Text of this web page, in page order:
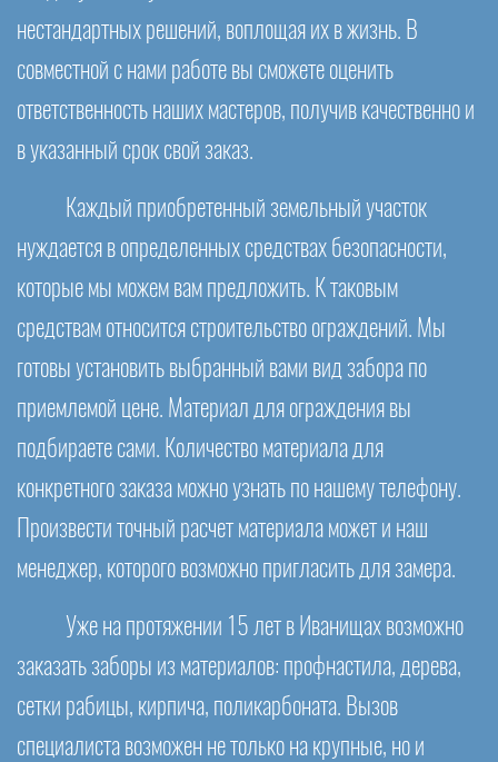
нестандартных решений, воплощая их в жизнь. В
совместной с нами работе вы сможете оценить
ответственность наших мастеров, получив качественно и
в указанный срок свой заказ.
Каждый приобретенный земельный участок
нуждается в определенных средствах безопасности,
которые мы можем вам предложить. К таковым
средствам относится строительство ограждений. Мы
готовы установить выбранный вами вид забора по
приемлемой цене. Материал для ограждения вы
подбираете сами. Количество материала для
конкретного заказа можно узнать по нашему телефону.
Произвести точный расчет материала может и наш
менеджер, которого возможно пригласить для замера.
Уже на протяжении 15 лет в Иванищах возможно
заказать заборы из материалов: профнастила, дерева,
сетки рабицы, кирпича, поликарбоната. Вызов
специалиста возможен не только на крупные, но и